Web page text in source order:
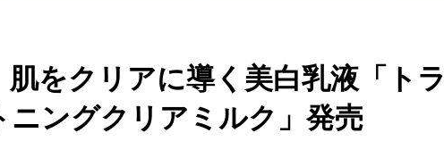
をクリアに導く美白乳液「トラ
ングクリアミルク」発売